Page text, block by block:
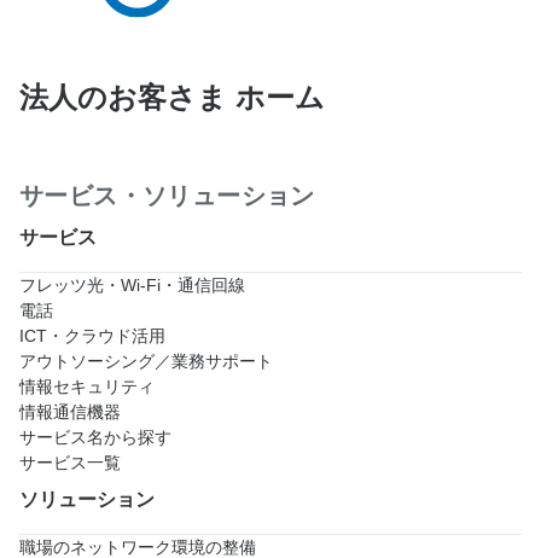
法人のお客さま ホーム
サービス・ソリューション
サービス
フレッツ光・Wi-Fi・通信回線
電話
ICT・クラウド活用
アウトソーシング／業務サポート
情報セキュリティ
情報通信機器
サービス名から探す
サービス一覧
ソリューション
職場のネットワーク環境の整備